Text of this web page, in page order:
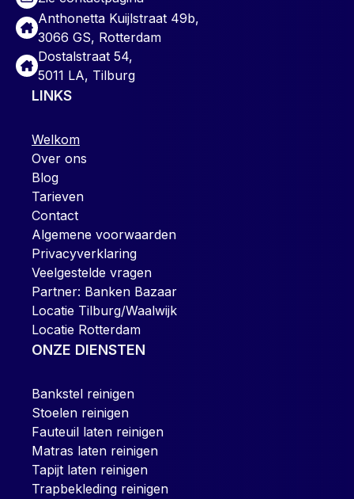
Anthonetta Kuijlstraat 49b,
3066 GS, Rotterdam
Dostalstraat 54,
5011 LA, Tilburg
LINKS
Welkom
Over ons
Blog
Tarieven
Contact
Algemene voorwaarden
Privacyverklaring
Veelgestelde vragen
Partner: Banken Bazaar
Locatie Tilburg/Waalwijk
Locatie Rotterdam
ONZE DIENSTEN
Bankstel reinigen
Stoelen reinigen
Fauteuil laten reinigen
Matras laten reinigen
Tapijt laten reinigen
Trapbekleding reinigen